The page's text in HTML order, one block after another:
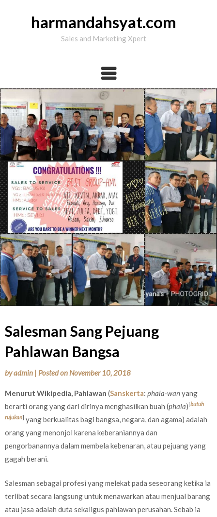
harmandahsyat.com
Sales and Marketing Xpert
Salesman Sang Pejuang
Pahlawan Bangsa
byadmin | Posted on November 10, 2018
Menurut Wikipedia, Pahlawan (Sanskerta: phala-wanyang
berarti orang yang dari dirinya menghasilkan buah (phala) [butuh
rujukan] yang berkualitas bagi bangsa, negara, dan agama) adalah
orang yang menonjol karena keberaniannya dan
pengorbanannya dalam membela kebenaran, atau pejuang yang
gagah berani.
Salesman sebagai profesi yang melekat pada seseorang ketika ia
terlibat secara langsung untuk menawarkan atau menjual barang
atau jasa adalah duta sekaligus pahlawan perusahan. Sebab ia